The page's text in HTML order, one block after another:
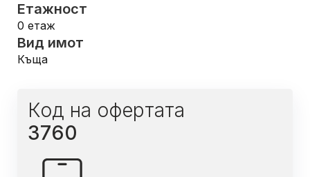
Етажност
0 етаж
Вид имот
Къща
Код на офертата
3760